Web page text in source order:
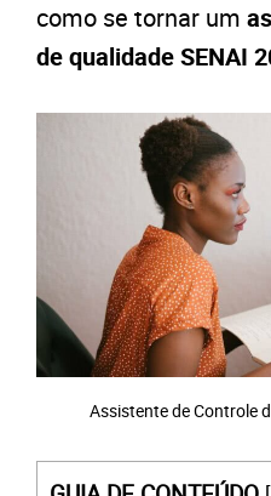
como se tornar um
de qualidade SENAI
Assistente de Controle